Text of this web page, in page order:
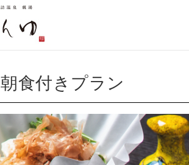
朝食付きプラン